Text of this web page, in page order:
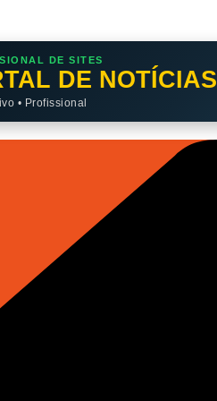
DE SITES
DE NOTÍCIAS
• Profissional